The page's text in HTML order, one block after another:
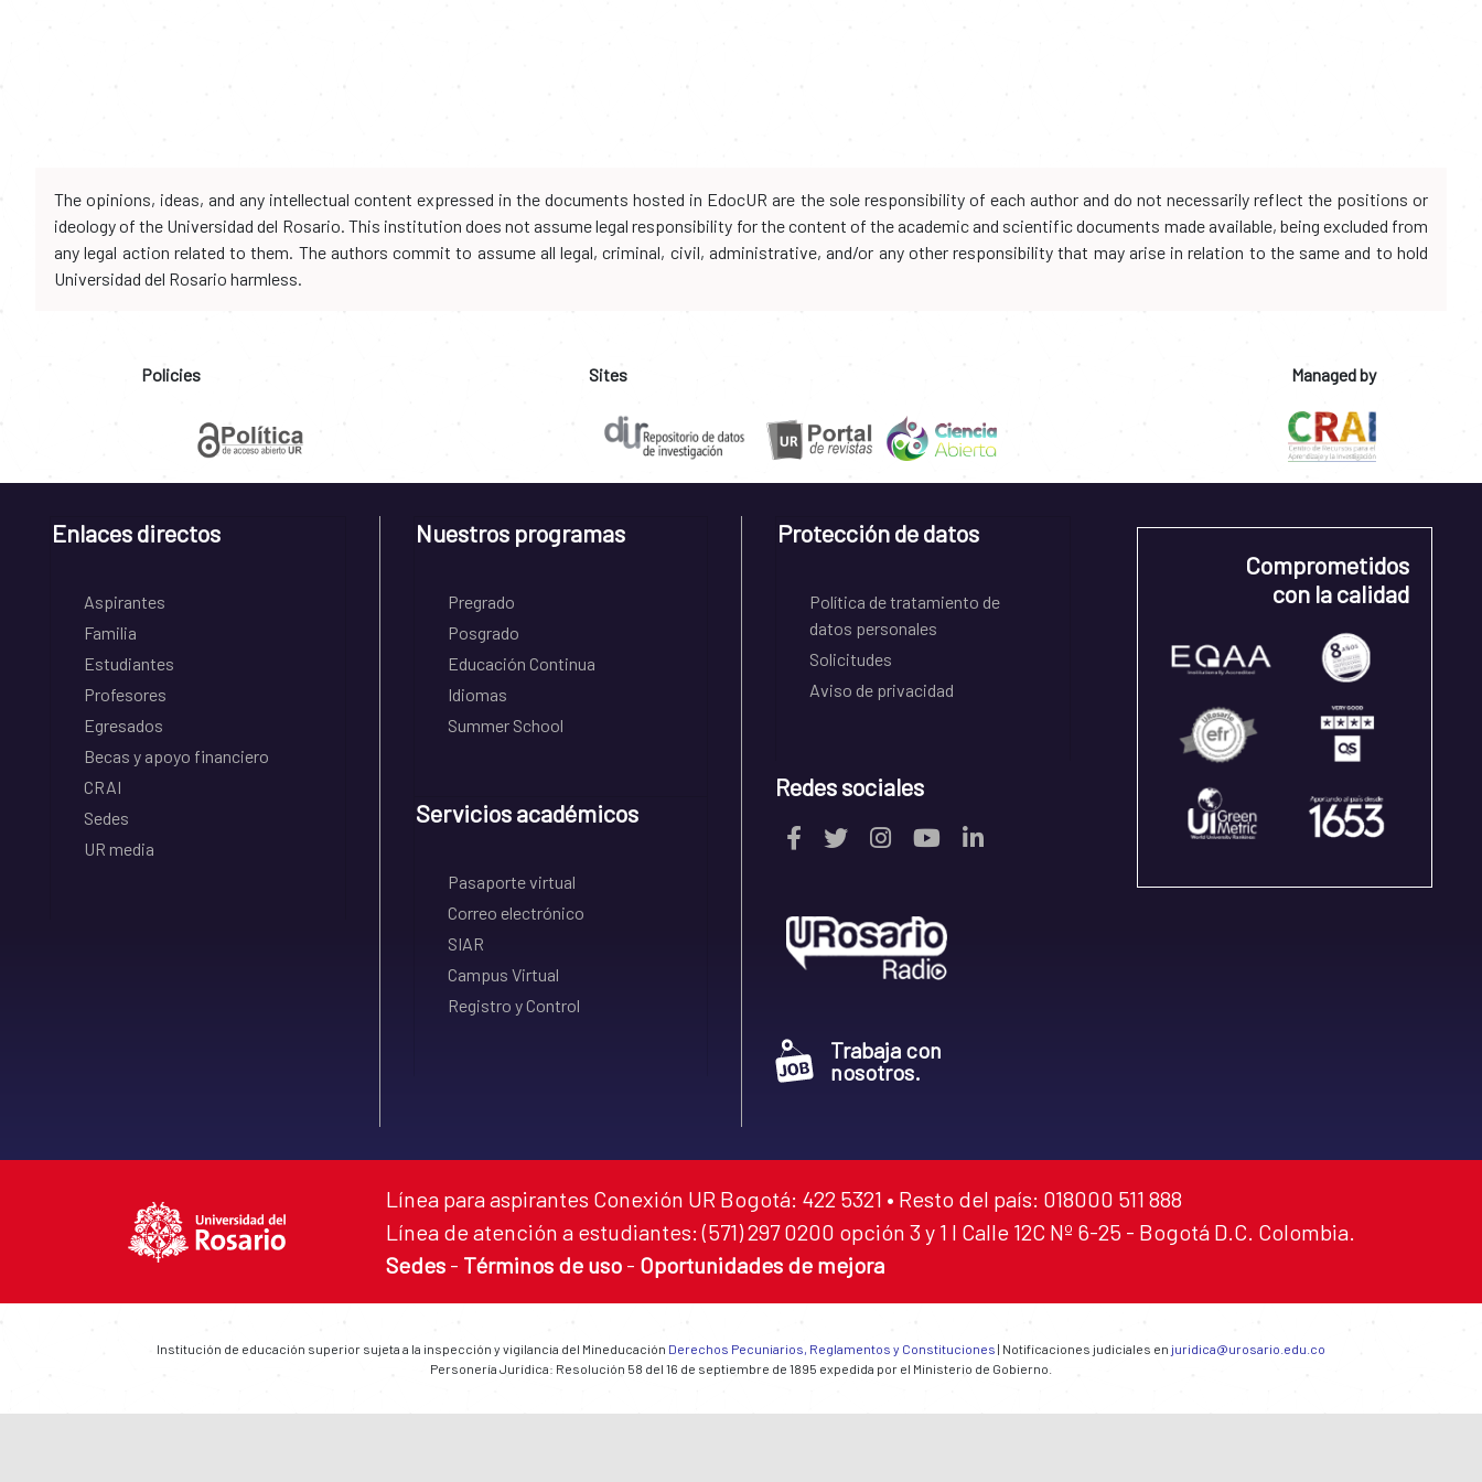
The opinions, ideas, and any intellectual content expressed in the documents hosted in EdocUR are the sole responsibility of each author and do not necessarily reflect the positions or
ideology of the Universidad del Rosario. This institution does not assume legal responsibility for the content of the academic and scientific documents made available, being excluded from
any legal action related to them. The authors commit to assume all legal, criminal, civil, administrative, and/or any other responsibility that may arise in relation to the same and to hold
Universidad del Rosario harmless.
Policies Sites Managed by
Enlaces directos
Aspirantes
Familia
Estudiantes
Profesores
Egresados
Becas y apoyo financiero
CRAI
Sedes
UR media
Nuestros programas
Pregrado
Posgrado
Educación Continua
Idiomas
Summer School
Servicios académicos
Pasaporte virtual
Correo electrónico
SIAR
Campus Virtual
Registro y Control
Protección de datos
Política de tratamiento de
datos personales
Solicitudes
Aviso de privacidad
Redes sociales
Trabaja con
nosotros.
Comprometidos
con la calidad
Línea para aspirantes Conexión UR Bogotá: 422 5321 • Resto del país: 018000 511 888
Línea de atención a estudiantes: (571) 297 0200 opción 3 y 1 I Calle 12C Nº 6-25 - Bogotá D.C. Colombia.
Sedes - Términos de uso - Oportunidades de mejora
Institución de educación superior sujeta a la inspección y vigilancia del Mineducación Derechos Pecuniarios, Reglamentos y Constituciones | Notificaciones judiciales en juridica@urosario.edu.co
Personería Jurídica: Resolución 58 del 16 de septiembre de 1895 expedida por el Ministerio de Gobierno.